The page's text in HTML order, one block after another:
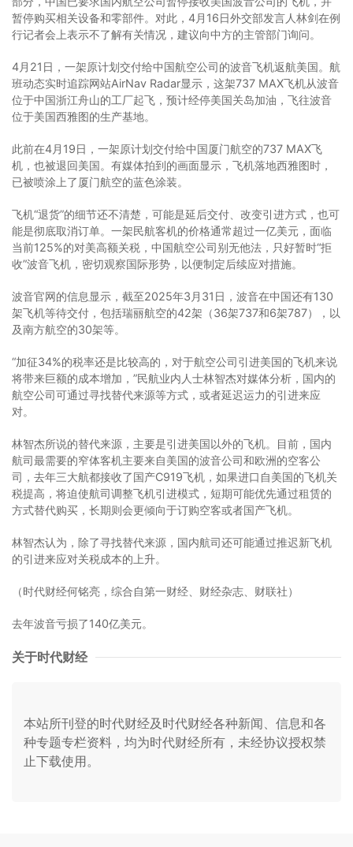
暂停购买相关设备和零部件。对此，4月16日外交部发言人林剑在例
行记者会上表示不了解有关情况，建议向中方的主管部门询问。
4月21日，一架原计划交付给中国航空公司的波音飞机返航美国。航
班动态实时追踪网站AirNav Radar显示，这架737 MAX飞机从波音
位于中国浙江舟山的工厂起飞，预计经停美国关岛加油，飞往波音
位于美国西雅图的生产基地。
此前在4月19日，一架原计划交付给中国厦门航空的737 MAX飞
机，也被退回美国。有媒体拍到的画面显示，飞机落地西雅图时，
已被喷涂上了厦门航空的蓝色涂装。
飞机“退货”的细节还不清楚，可能是延后交付、改变引进方式，也可
能是彻底取消订单。一架民航客机的价格通常超过一亿美元，面临
当前125%的对美高额关税，中国航空公司别无他法，只好暂时“拒
收”波音飞机，密切观察国际形势，以便制定后续应对措施。
波音官网的信息显示，截至2025年3月31日，波音在中国还有130
架飞机等待交付，包括瑞丽航空的42架（36架737和6架787），以
及南方航空的30架等。
“加征34%的税率还是比较高的，对于航空公司引进美国的飞机来说
将带来巨额的成本增加，”民航业内人士林智杰对媒体分析，国内的
航空公司可通过寻找替代来源等方式，或者延迟运力的引进来应
对。
林智杰所说的替代来源，主要是引进美国以外的飞机。目前，国内
航司最需要的窄体客机主要来自美国的波音公司和欧洲的空客公
司，去年三大航都接收了国产C919飞机，如果进口自美国的飞机关
税提高，将迫使航司调整飞机引进模式，短期可能优先通过租赁的
方式替代购买，长期则会更倾向于订购空客或者国产飞机。
林智杰认为，除了寻找替代来源，国内航司还可能通过推迟新飞机
的引进来应对关税成本的上升。
（时代财经何铭亮，综合自第一财经、财经杂志、财联社）
去年波音亏损了140亿美元。
关于时代财经
本站所刊登的时代财经及时代财经各种新闻、信息和各
种专题专栏资料，均为时代财经所有，未经协议授权禁
止下载使用。